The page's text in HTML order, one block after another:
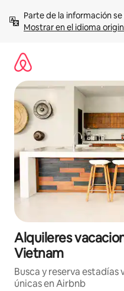
contenidoMostrar en el idioma
Alquileres
Vietnam
Busca y reserva
únicas en Airbnb